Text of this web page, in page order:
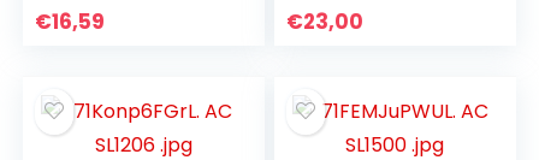
Vogelfutter, Größe
1 kg
€16,59
Vogelfutter
€23,00